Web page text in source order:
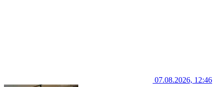
07.08.2026, 12:46